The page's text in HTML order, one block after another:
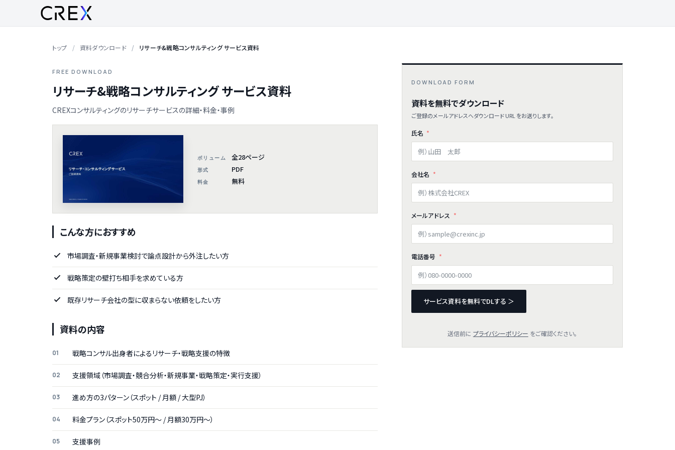
トップ 資料ダウンロード リサーチ&戦略コンサルティング サービス資料
FREE DOWNLOAD
リサーチ&戦略コンサルティング サービス資料
CREXコンサルティングのリサーチサービスの詳細・料金・事例
ボリューム 全28ページ
形式 PDF
料金 無料
DOWNLOAD FORM
資料を無料でダウンロード
ご登録のメールアドレスへダウンロード URL をお送りします。
氏名
会社名
メールアドレス
電話番号
サービス資料を無料でDLする ＞
送信前に プライバシーポリシー をご確認ください。
こんな方におすすめ
市場調査・新規事業検討で論点設計から外注したい方
戦略策定の壁打ち相手を求めている方
既存リサーチ会社の型に収まらない依頼をしたい方
資料の内容
戦略コンサル出身者によるリサーチ・戦略支援の特徴
支援領域（市場調査・競合分析・新規事業・戦略策定・実行支援）
進め方の3パターン（スポット / 月額 / 大型PJ）
料金プラン（スポット50万円〜 / 月額30万円〜）
支援事例